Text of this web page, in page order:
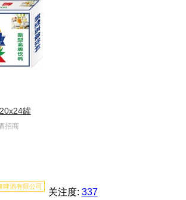
罐
招商
啤酒有限公司
关注度: 337